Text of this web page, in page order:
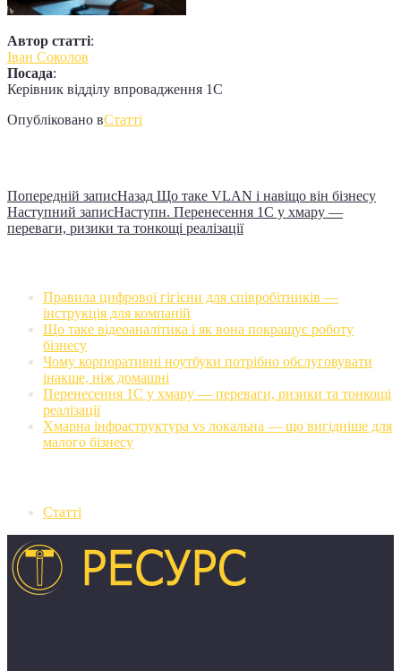
Автор статті:
Іван Соколов
Посада:
Керівник відділу впровадження 1С
Опубліковано вСтатті
Попередній записНазад Що таке VLAN і навіщо він бізнесу
Наступний записНаступн. Перенесення 1С у хмару —
переваги, ризики та тонкощі реалізації
Правила цифрової гігієни для співробітників —
інструкція для компаній
Що таке відеоаналітика і як вона покращує роботу
бізнесу
Чому корпоративні ноутбуки потрібно обслуговувати
інакше, ніж домашні
Перенесення 1С у хмару — переваги, ризики та тонкощі
реалізації
Хмарна інфраструктура vs локальна — що вигідніше для
малого бізнесу
Статті